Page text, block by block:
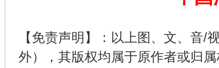
【免责声明】：以上图、文、音/
外），其版权均属于原作者或归